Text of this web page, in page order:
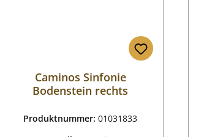
Caminos Sinfonie
Bodenstein rechts
Produktnummer:01031833